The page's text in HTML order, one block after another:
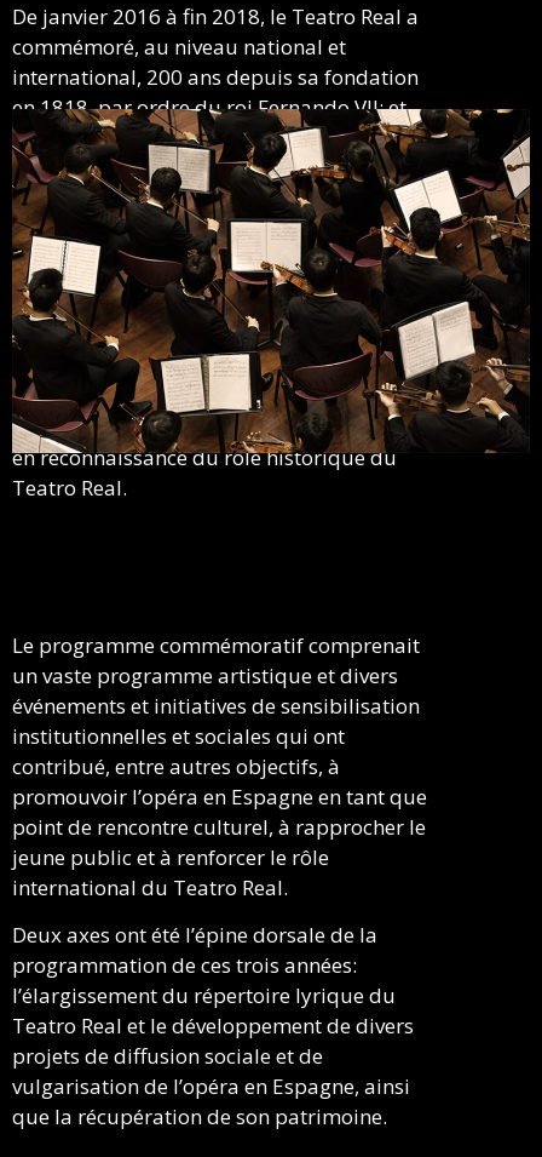
De janvier 2016 à fin 2018, le Teatro Real a
commémoré, au niveau national et
international, 200 ans depuis sa fondation
en 1818, par ordre du roi Fernando VII; et
les 20 ans depuis sa réouverture en 1997,
après une réhabilitation architecturale
complexe et pionnière, qui a fait de sa
scène une référence parmi ses
comparaisons, à la fois pour sa technologie
théâtrale sophistiquée et pour sa
fonctionnalité.
La commémoration des deux événements a
été déclarée “événement d’intérêt public
exceptionnel” par la loi de finances de 2015,
en reconnaissance du rôle historique du
Teatro Real.
Le programme commémoratif comprenait
un vaste programme artistique et divers
événements et initiatives de sensibilisation
institutionnelles et sociales qui ont
contribué, entre autres objectifs, à
promouvoir l’opéra en Espagne en tant que
point de rencontre culturel, à rapprocher le
jeune public et à renforcer le rôle
international du Teatro Real.
Deux axes ont été l’épine dorsale de la
programmation de ces trois années:
l’élargissement du répertoire lyrique du
Teatro Real et le développement de divers
projets de diffusion sociale et de
vulgarisation de l’opéra en Espagne, ainsi
que la récupération de son patrimoine.